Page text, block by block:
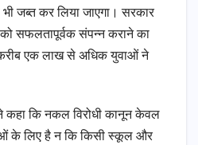
भी जब्त कर लिया जाएगा। सरकार
को सफलतापूर्वक संपन्न कराने का
करीब एक लाख से अधिक युवाओं ने
कहा कि नकल विरोधी कानून केवल
के लिए है न कि किसी स्कूल और